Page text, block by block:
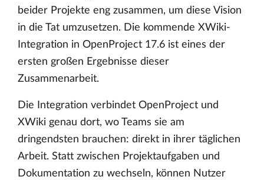
beider Projekte eng zusammen, um diese Vision
in die Tat umzusetzen. Die kommende XWiki-
Integration in OpenProject 17.6 ist eines der
ersten großen Ergebnisse dieser
Zusammenarbeit.
Die Integration verbindet OpenProject und
XWiki genau dort, wo Teams sie am
dringendsten brauchen: direkt in ihrer täglichen
Arbeit. Statt zwischen Projektaufgaben und
Dokumentation zu wechseln, können Nutzer